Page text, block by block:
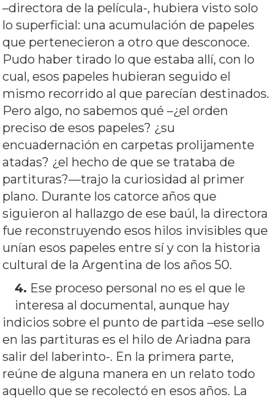
–directora de la película-, hubiera visto solo
lo superficial: una acumulación de papeles
que pertenecieron a otro que desconoce.
Pudo haber tirado lo que estaba allí, con lo
cual, esos papeles hubieran seguido el
mismo recorrido al que parecían destinados.
Pero algo, no sabemos qué –¿el orden
preciso de esos papeles? ¿su
encuadernación en carpetas prolijamente
atadas? ¿el hecho de que se trataba de
partituras?—trajo la curiosidad al primer
plano. Durante los catorce años que
siguieron al hallazgo de ese baúl, la directora
fue reconstruyendo esos hilos invisibles que
unían esos papeles entre sí y con la historia
cultural de la Argentina de los años 50.
4. Ese proceso personal no es el que le
interesa al documental, aunque hay
indicios sobre el punto de partida –ese sello
en las partituras es el hilo de Ariadna para
salir del laberinto-. En la primera parte,
reúne de alguna manera en un relato todo
aquello que se recolectó en esos años. La